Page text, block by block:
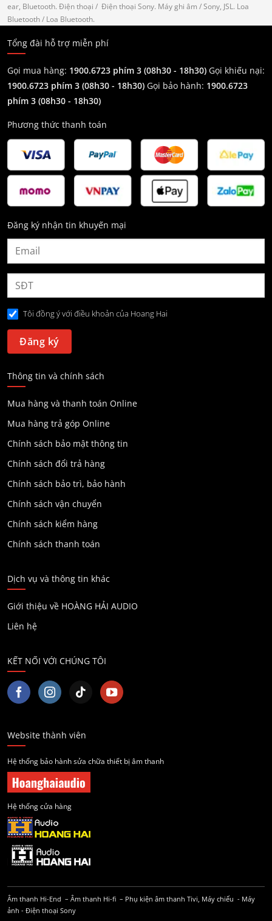
ear, Bluetooth. Điện thoại / Điện thoại Sony. Máy ghi âm / Sony, JSL. Loa
Bluetooth/ Loa Bluetooth.
Tổng đài hỗ trợ miễn phí
Gọi mua hàng: 1900.6723 phím 3 (08h30 - 18h30) Gọi khiếu nại:
1900.6723 phím 3 (08h30 - 18h30) Gọi bảo hành: 1900.6723
phím 3 (08h30 - 18h30)
Phương thức thanh toán
Đăng ký nhận tin khuyến mại
Tôi đồng ý với điều khoản của Hoang Hai
Thông tin và chính sách
Mua hàng và thanh toán Online
Mua hàng trả góp Online
Chính sách bảo mật thông tin
Chính sách đổi trả hàng
Chính sách bảo trì, bảo hành
Chính sách vận chuyển
Chính sách kiểm hàng
Chính sách thanh toán
Dịch vụ và thông tin khác
Giới thiệu về HOÀNG HẢI AUDIO
Liên hệ
KẾT NỐI VỚI CHÚNG TÔI
Website thành viên
Hệ thống bảo hành sửa chữa thiết bị âm thanh
Hệ thống cửa hàng
Âm thanh Hi-End – Âm thanh Hi-fi – Phụ kiện âm thanh Tivi, Máy chiếu - Máy
ảnh - Điện thoại Sony